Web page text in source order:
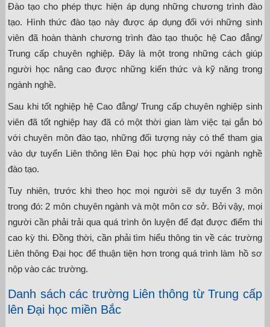
Đào tạo cho phép thực hiện áp dụng những chương trình đào
tạo. Hình thức đào tạo này được áp dụng đối với những sinh
viên đã hoàn thành chương trình đào tạo thuộc hệ Cao đẳng/
Trung cấp chuyên nghiệp. Đây là một trong những cách giúp
người học nâng cao được những kiến thức và kỹ năng trong
ngành nghề.
Sau khi tốt nghiệp hệ Cao đẳng/ Trung cấp chuyên nghiệp sinh
viên đã tốt nghiệp hay đã có một thời gian làm việc tại gắn bó
với chuyên môn đào tạo, những đối tượng này có thể tham gia
vào dự tuyển Liên thông lên Đại học phù hợp với ngành nghề
đào tạo.
Tuy nhiên, trước khi theo học mọi người sẽ dự tuyển 3 môn
trong đó: 2 môn chuyên ngành và một môn cơ sở. Bởi vậy, mọi
người cần phải trải qua quá trình ôn luyện để đạt được điểm thi
cao kỳ thi. Đồng thời, cần phải tìm hiểu thông tin về các trường
Liên thông Đại học để thuận tiện hơn trong quá trình làm hồ sơ
nộp vào các trường.
Danh sách các trường Liên thông từ Trung cấp
lên Đại học miền Bắc